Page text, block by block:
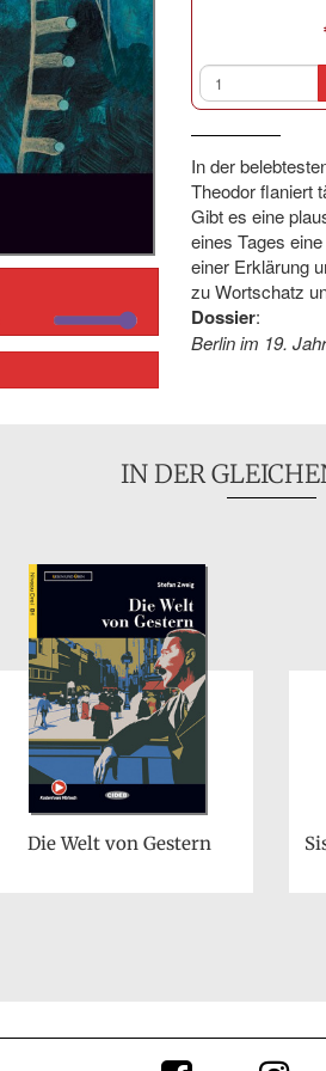
In der
Theodor flaniert
Gibt es eine
eines Tages
einer Erklärung
zu Wortschatz
Dossier:
Berlin im 19.
IN DER
Die Welt von Gestern